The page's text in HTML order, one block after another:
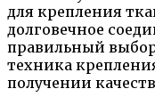
для крепления
долговечное
правильный
техника
получении